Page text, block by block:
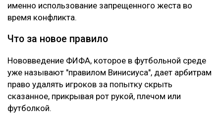
именно использование запрещенного жеста во
время конфликта.
Что за новое правило
Нововведение ФИФА, которое в футбольной среде
уже называют "правилом Винисиуса", дает арбитрам
право удалять игроков за попытку скрыть
сказанное, прикрывая рот рукой, плечом или
футболкой.